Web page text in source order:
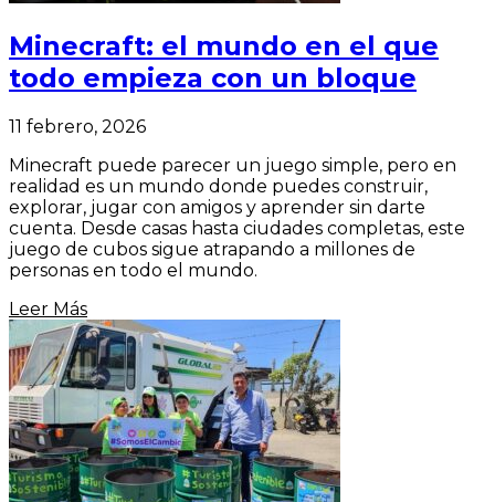
Minecraft: el mundo en el que
todo empieza con un bloque
11 febrero, 2026
Minecraft puede parecer un juego simple, pero en
realidad es un mundo donde puedes construir,
explorar, jugar con amigos y aprender sin darte
cuenta. Desde casas hasta ciudades completas, este
juego de cubos sigue atrapando a millones de
personas en todo el mundo.
Leer Más